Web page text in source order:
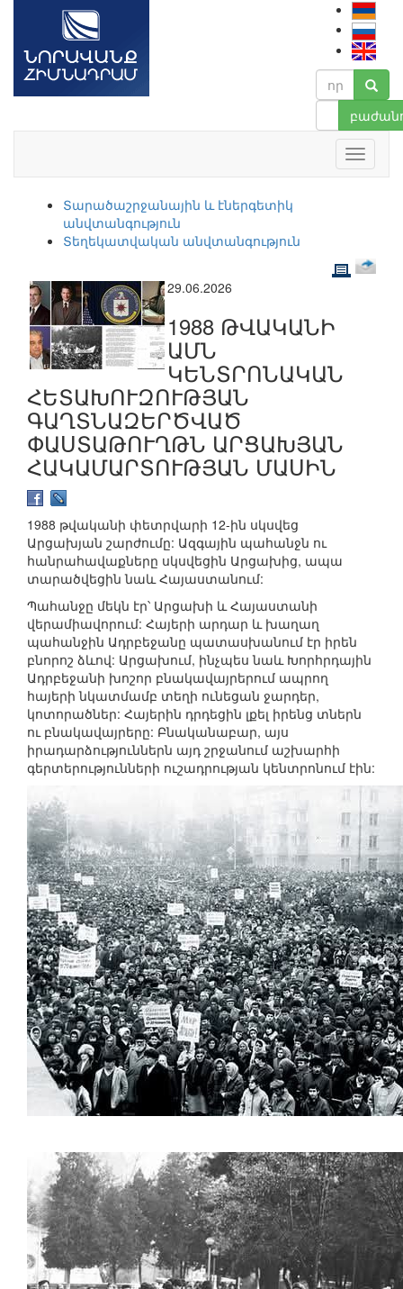
Տարածաշրջանային և էներգետիկ
անվտանգություն
Տեղեկատվական անվտանգություն
29.06.2026
1988 ԹՎԱԿԱՆԻ
ԱՄՆ
ԿԵՆՏՐՈՆԱԿԱՆ
ՀԵՏԱԽՈՒԶՈՒԹՅԱՆ
ԳԱՂՏՆԱԶԵՐԾՎԱԾ
ՓԱՍՏԱԹՈՒՂԹՆ ԱՐՑԱԽՅԱՆ
ՀԱԿԱՄԱՐՏՈՒԹՅԱՆ ՄԱՍԻՆ
1988 թվականի փետրվարի 12-ին սկսվեց
Արցախյան շարժումը: Ազգային պահանջն ու
հանրահավաքները սկսվեցին Արցախից, ապա
տարածվեցին նաև Հայաստանում:
Պահանջը մեկն էր՝ Արցախի և Հայաստանի
վերամիավորում: Հայերի արդար և խաղաղ
պահանջին Ադրբեջանը պատասխանում էր իրեն
բնորոշ ձևով: Արցախում, ինչպես նաև Խորհրդային
Ադրբեջանի խոշոր բնակավայրերում ապրող
հայերի նկատմամբ տեղի ունեցան ջարդեր,
կոտորածներ: Հայերին դրդեցին լքել իրենց տներն
ու բնակավայրերը: Բնականաբար, այս
իրադարձություններն այդ շրջանում աշխարհի
գերտերությունների ուշադրության կենտրոնում էին: